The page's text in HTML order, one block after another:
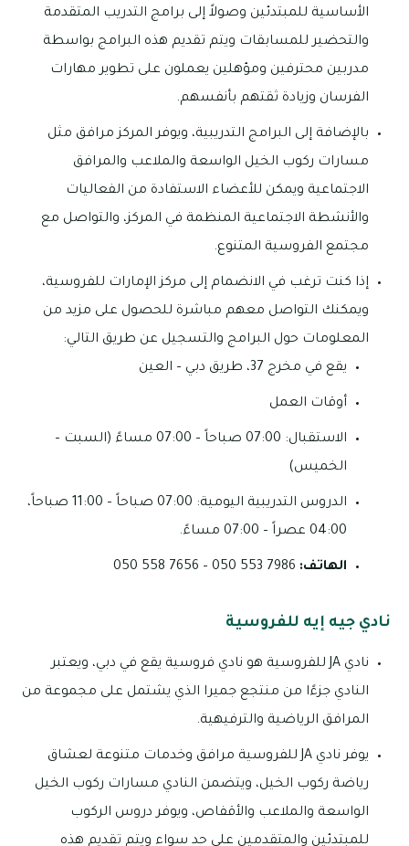
الأساسية للمبتدئين وصولاً إلى برامج التدريب المتقدمة
والتحضير للمسابقات ويتم تقديم هذه البرامج بواسطة
مدربين محترفين ومؤهلين يعملون على تطوير مهارات
الفرسان وزيادة ثقتهم بأنفسهم.
بالإضافة إلى البرامج التدريبية، ويوفر المركز مرافق مثل
مسارات ركوب الخيل الواسعة والملاعب والمرافق
الاجتماعية ويمكن للأعضاء الاستفادة من الفعاليات
والأنشطة الاجتماعية المنظمة في المركز، والتواصل مع
مجتمع الفروسية المتنوع.
إذا كنت ترغب في الانضمام إلى مركز الإمارات للفروسية،
ويمكنك التواصل معهم مباشرة للحصول على مزيد من
المعلومات حول البرامج والتسجيل عن طريق التالي:
يقع في مخرج 37، طريق دبي – العين
أوقات العمل
الاستقبال: 07:00 صباحاً – 07:00 مساءً (السبت –
الخميس)
الدروس التدريبية اليومية: 07:00 صباحاً – 11:00 صباحاً،
04:00 عصراً – 07:00 مساءً.
الهاتف: 7986 553 050 – 7656 558 050
نادي جيه إيه للفروسية
نادي JA للفروسية هو نادي فروسية يقع في دبي، ويعتبر
النادي جزءًا من منتجع جميرا الذي يشتمل على مجموعة من
المرافق الرياضية والترفيهية.
يوفر نادي JA للفروسية مرافق وخدمات متنوعة لعشاق
رياضة ركوب الخيل، ويتضمن النادي مسارات ركوب الخيل
الواسعة والملاعب والأقفاص، ويوفر دروس الركوب
للمبتدئين والمتقدمين على حد سواء ويتم تقديم هذه